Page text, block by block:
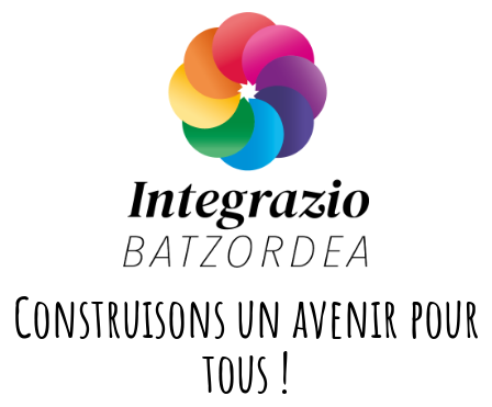
Construisons un avenir pour
tous !